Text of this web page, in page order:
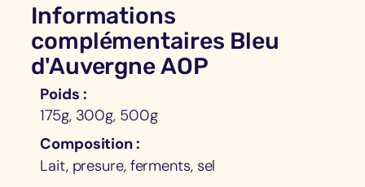
Informations
complémentaires Bleu
d'Auvergne AOP
Poids
175g, 300g, 500g
Composition
Lait, presure, ferments, sel